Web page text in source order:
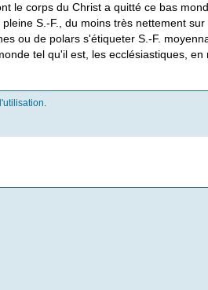
le corps du Christ a quitté ce bas
S.-F., du moins très nettement
ou de polars s'étiqueter S.-F.
tel qu'il est, les ecclésiastiques,
.